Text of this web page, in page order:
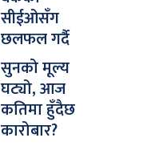
सीईओसँग
छलफल गर्दै
सुनको मूल्य
घट्यो, आज
कतिमा हुँदैछ
कारोबार?